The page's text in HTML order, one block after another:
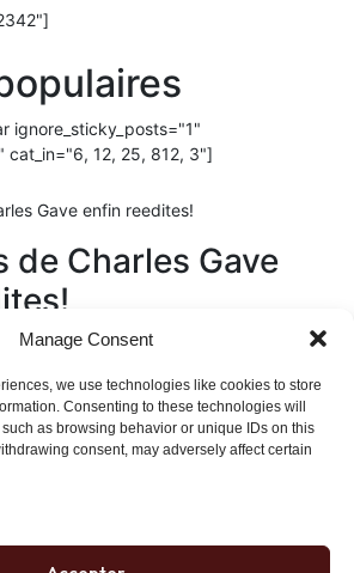
Manage Consent
we use technologies like cookies to store
Consenting to these technologies will
as browsing behavior or unique IDs on this
consent, may adversely affect certain
ignore_sticky_posts="1"
cat_in="6, 12, 25, 812, 3"]
de Charles Gave
des Libertés